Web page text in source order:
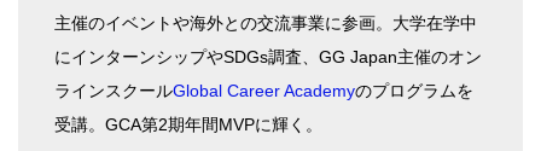
主催のイベントや海外との交流事業に参画。大学在学中
にインターンシップやSDGs調査、GG Japan主催のオン
ラインスクールGlobal Career Academyのプログラムを
受講。GCA第2期年間MVPに輝く。